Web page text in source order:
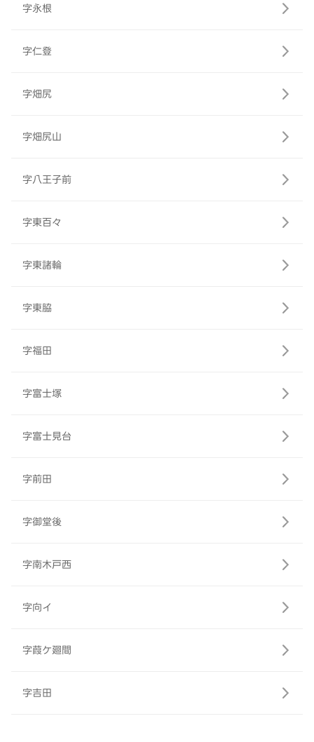
字永根
字仁登
字畑尻
字畑尻山
字八王子前
字東百々
字東諸輪
字東脇
字福田
字富士塚
字富士見台
字前田
字御堂後
字南木戸西
字向イ
字葭ケ廻間
字吉田